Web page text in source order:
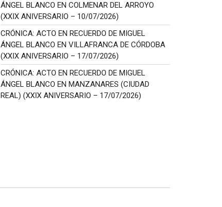
ÁNGEL BLANCO EN COLMENAR DEL ARROYO
(XXIX ANIVERSARIO – 10/07/2026)
CRÓNICA: ACTO EN RECUERDO DE MIGUEL
ÁNGEL BLANCO EN VILLAFRANCA DE CÓRDOBA
(XXIX ANIVERSARIO – 17/07/2026)
CRÓNICA: ACTO EN RECUERDO DE MIGUEL
ÁNGEL BLANCO EN MANZANARES (CIUDAD
REAL) (XXIX ANIVERSARIO – 17/07/2026)